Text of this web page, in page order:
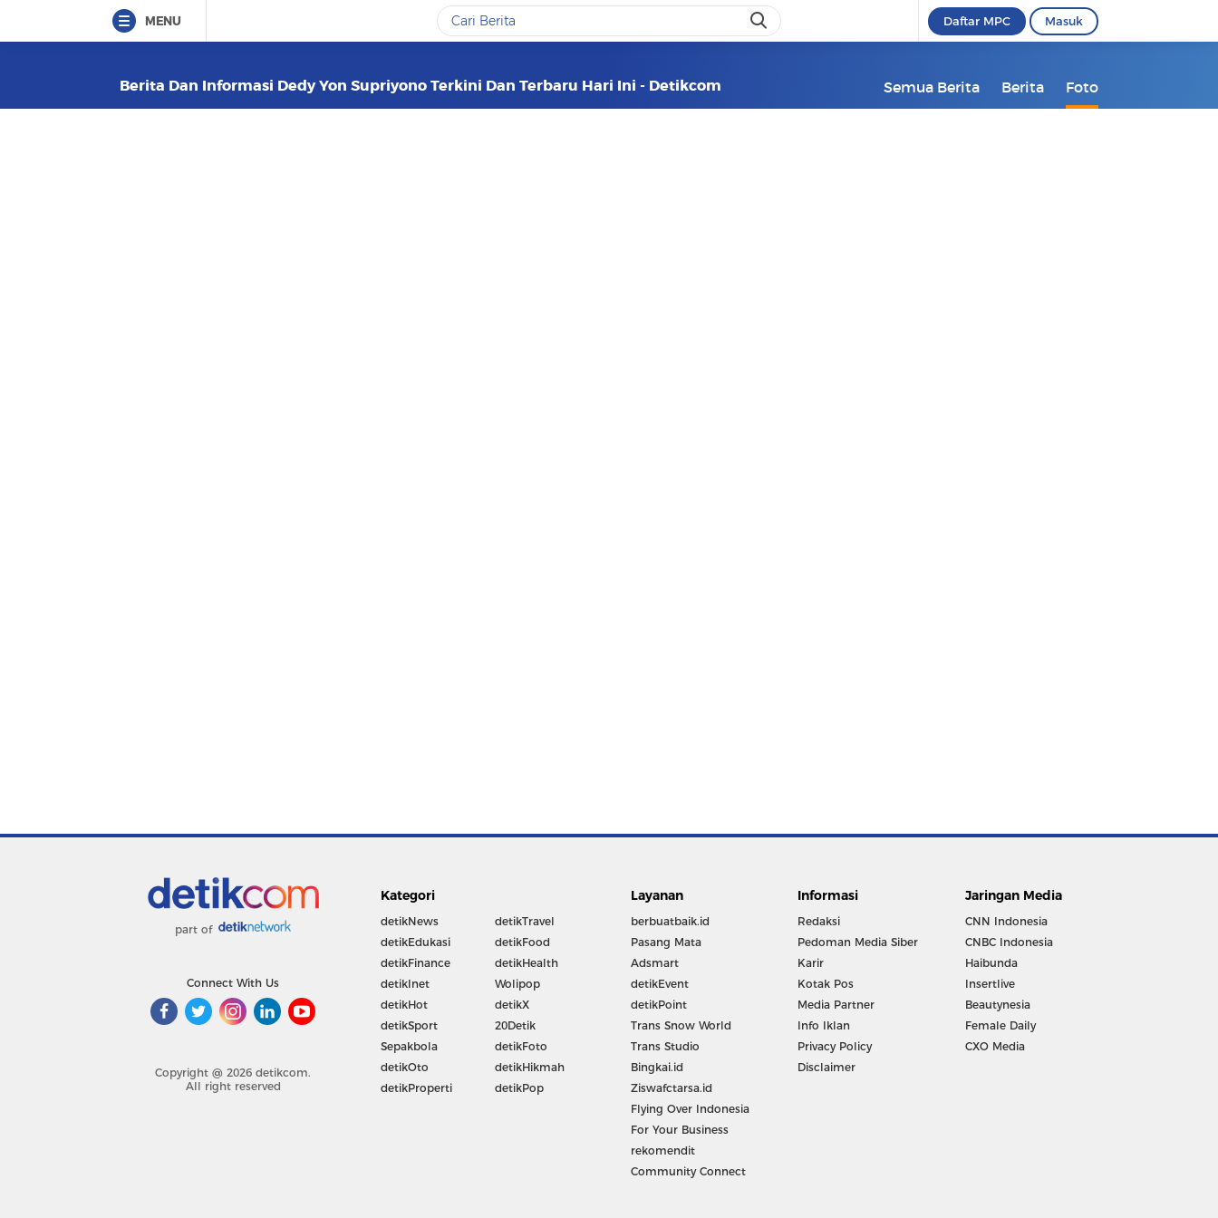
MENU Daftar MPC Masuk
Berita Dan Informasi Dedy Yon Supriyono Terkini Dan Terbaru Hari Ini - Detikcom Semua Berita Berita Foto
part of
Connect With Us
Copyright @ 2026 detikcom.
All right reserved
Kategori
detikNews
detikEdukasi
detikFinance
detikInet
detikHot
detikSport
Sepakbola
detikOto
detikProperti
detikTravel
detikFood
detikHealth
Wolipop
detikX
20Detik
detikFoto
detikHikmah
detikPop
Layanan
berbuatbaik.id
Pasang Mata
Adsmart
detikEvent
detikPoint
Trans Snow World
Trans Studio
Bingkai.id
Ziswafctarsa.id
Flying Over Indonesia
For Your Business
rekomendit
Community Connect
Informasi
Redaksi
Pedoman Media Siber
Karir
Kotak Pos
Media Partner
Info Iklan
Privacy Policy
Disclaimer
Jaringan Media
CNN Indonesia
CNBC Indonesia
Haibunda
Insertlive
Beautynesia
Female Daily
CXO Media